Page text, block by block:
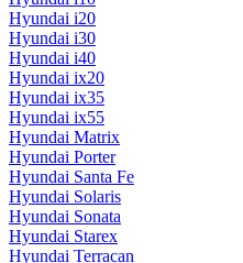
Hyundai i20
Hyundai i30
Hyundai i40
Hyundai ix20
Hyundai ix35
Hyundai ix55
Hyundai Matrix
Hyundai Porter
Hyundai Santa Fe
Hyundai Solaris
Hyundai Sonata
Hyundai Starex
Hyundai Terracan